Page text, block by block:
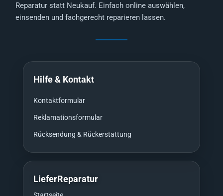
Reparatur statt Neukauf. Einfach online auswählen,
einsenden und fachgerecht reparieren lassen.
Hilfe & Kontakt
Kontaktformular
Reklamationsformular
Rücksendung & Rückerstattung
LieferReparatur